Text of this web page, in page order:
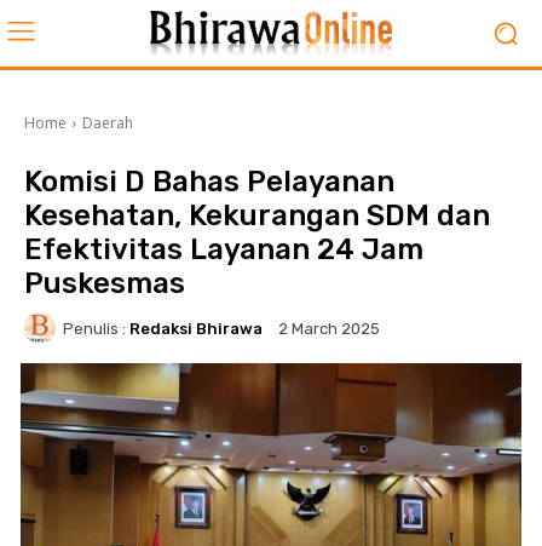
Home Daerah
Komisi D Bahas Pelayanan
Kesehatan, Kekurangan SDM dan
Efektivitas Layanan 24 Jam
Puskesmas
Penulis : Redaksi Bhirawa 2 March 2025